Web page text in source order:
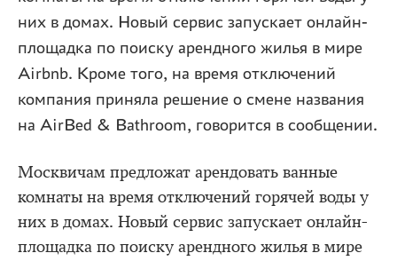
них в домах. Новый сервис запускает онлайн-
площадка по поиску арендного жилья в мире
Airbnb. Кроме того, на время отключений
компания приняла решение о смене названия
на AirBed & Bathroom, говорится в сообщении.
Москвичам предложат арендовать ванные
комнаты на время отключений горячей воды у
них в домах. Новый сервис запускает онлайн-
площадка по поиску арендного жилья в мире